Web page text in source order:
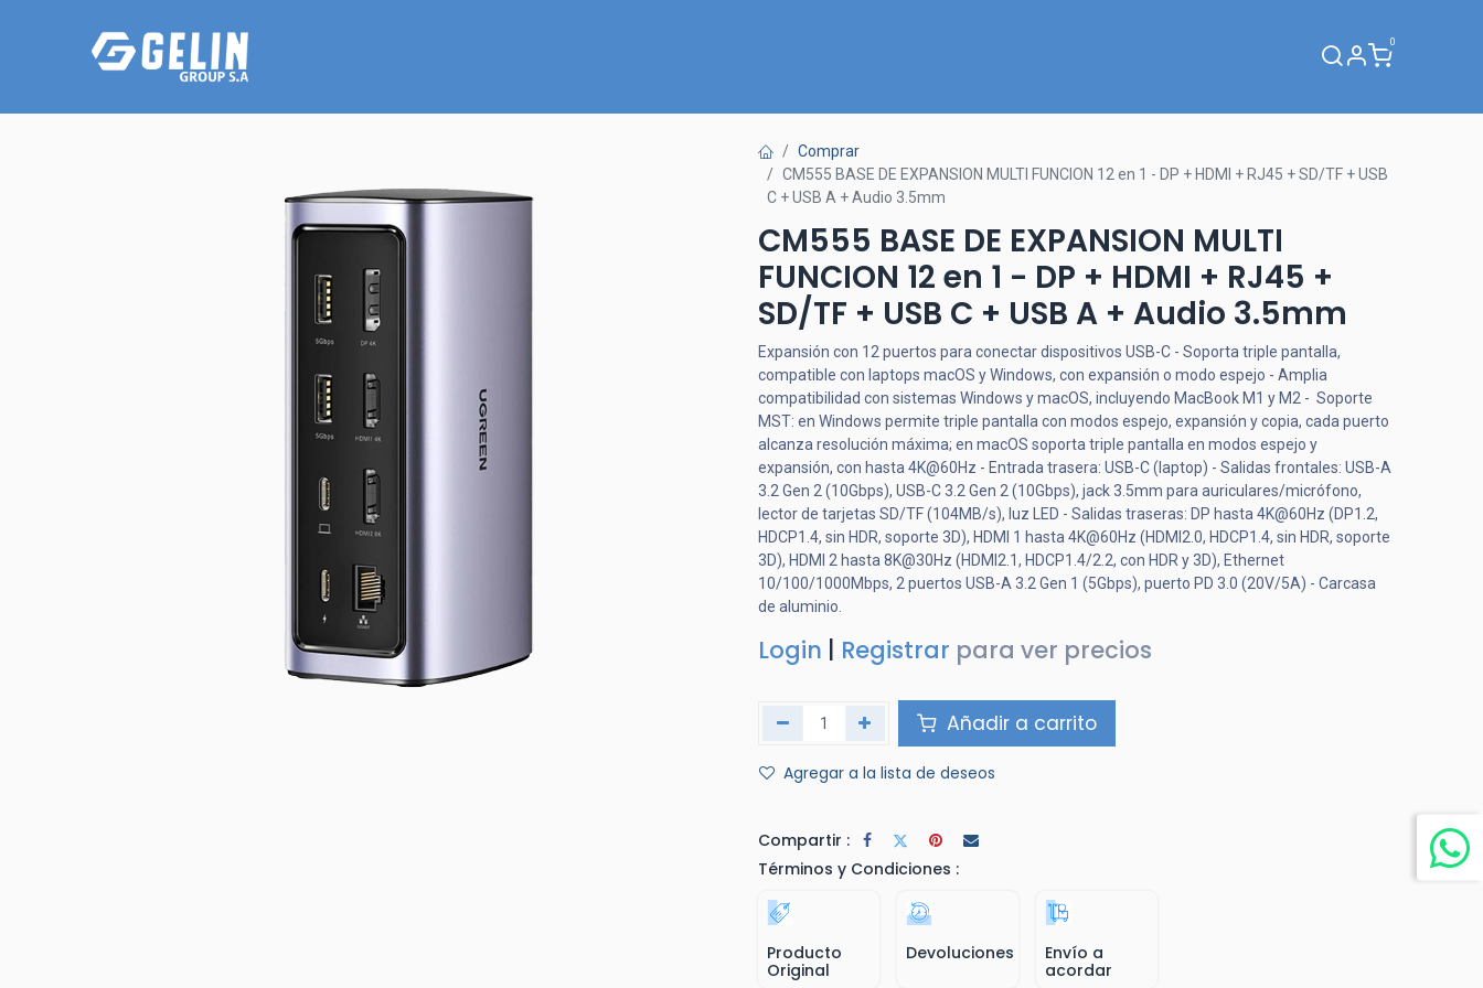
0
Comprar
CM555 BASE DE EXPANSION MULTI FUNCION 12 en 1 - DP + HDMI + RJ45 + SD/TF + USB
C + USB A + Audio 3.5mm
CM555 BASE DE EXPANSION MULTI
FUNCION 12 en 1 - DP + HDMI + RJ45 +
SD/TF + USB C + USB A + Audio 3.5mm
Expansión con 12 puertos para conectar dispositivos USB-C - Soporta triple pantalla,
compatible con laptops macOS y Windows, con expansión o modo espejo - Amplia
compatibilidad con sistemas Windows y macOS, incluyendo MacBook M1 y M2 - Soporte
MST: en Windows permite triple pantalla con modos espejo, expansión y copia, cada puerto
alcanza resolución máxima; en macOS soporta triple pantalla en modos espejo y
expansión, con hasta 4K@60Hz - Entrada trasera: USB-C (laptop) - Salidas frontales: USB-A
3.2 Gen 2 (10Gbps), USB-C 3.2 Gen 2 (10Gbps), jack 3.5mm para auriculares/micrófono,
lector de tarjetas SD/TF (104MB/s), luz LED - Salidas traseras: DP hasta 4K@60Hz (DP1.2,
HDCP1.4, sin HDR, soporte 3D), HDMI 1 hasta 4K@60Hz (HDMI2.0, HDCP1.4, sin HDR, soporte
3D), HDMI 2 hasta 8K@30Hz (HDMI2.1, HDCP1.4/2.2, con HDR y 3D), Ethernet
10/100/1000Mbps, 2 puertos USB-A 3.2 Gen 1 (5Gbps), puerto PD 3.0 (20V/5A) - Carcasa
de aluminio.
Login Registrar para ver precios
Añadir a carrito
Agregar a la lista de deseos
Compartir :
Términos y Condiciones :
Producto
Original
Devoluciones
Envío a
acordar